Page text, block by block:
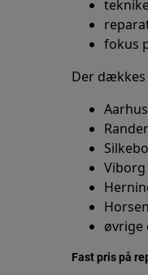
fokus
Der
Aarhus
Viborg
øvrige
Fast pris på